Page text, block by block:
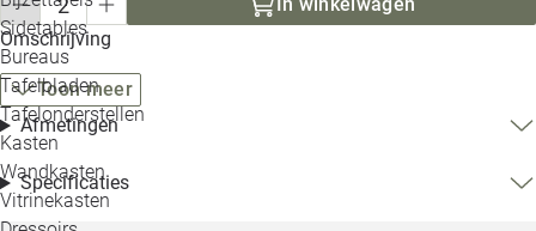
Sidetables
Bureaus
Tafelbladen
Tafelonderstellen
Kasten
Wandkasten
Vitrinekasten
Omschrijving
Toon meer
Afmetingen
Specificaties